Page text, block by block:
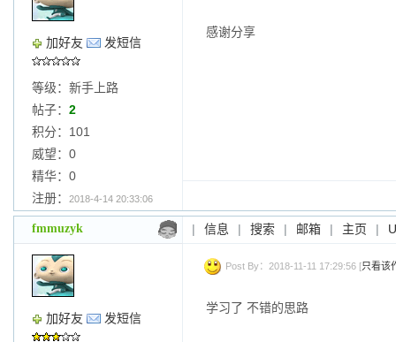
加好友 发短信
等级：新手上路
帖子： 2
积分：101
威望：0
精华：0
注册：
2018-4-14 20:33:06
感谢分享
fmmuzyk | 信息 | 搜索 | 邮箱 | 主页 |
加好友 发短信
Post By：2018-11-11 17:29:56 [只看该
学习了 不错的思路